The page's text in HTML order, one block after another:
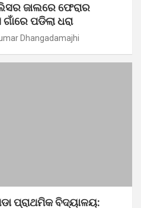
ଜାଲରେ ଫେରାର
ପଡିଲା ଧରା
Dhangadamajhi
ପ୍ରାଥମିକ ବିଦ୍ୟାଳୟ: